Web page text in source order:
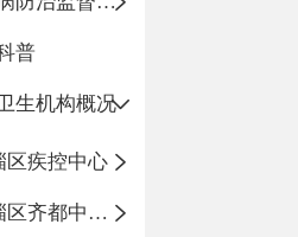
普
生机构概况
区疾控中心
临淄区齐都中心卫生院